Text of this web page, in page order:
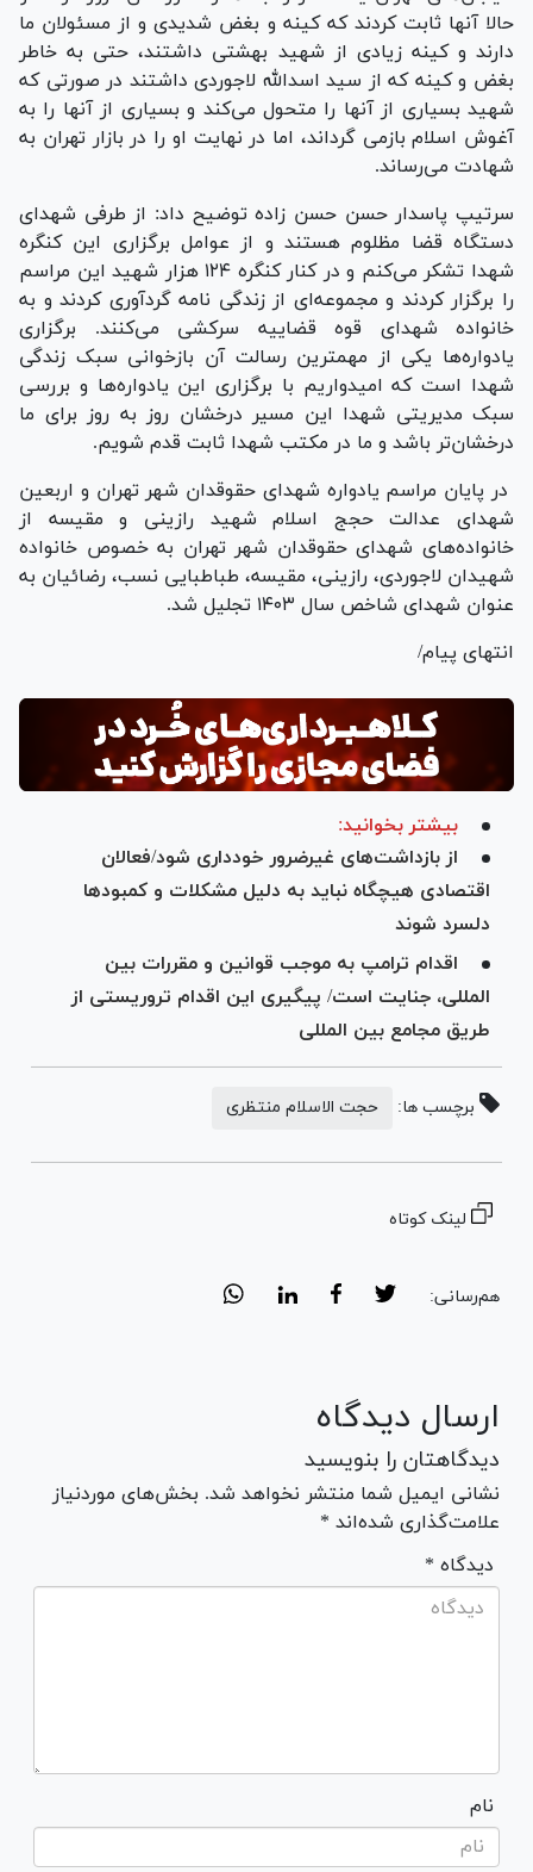
حالا آنها ثابت کردند که کینه و بغض شدیدی و از مسئولان ما
دارند و کینه زیادی از شهید بهشتی داشتند، حتی به خاطر
بغض و کینه که از سید اسدالله لاجوردی داشتند در صورتی که
شهید بسیاری از آنها را متحول می‌کند و بسیاری از آنها را به
آغوش اسلام بازمی گرداند، اما در نهایت او را در بازار تهران به
شهادت می‌رساند.
سرتیپ پاسدار حسن حسن زاده توضیح داد: از طرفی شهدای
دستگاه قضا مظلوم هستند و از عوامل برگزاری این کنگره
شهدا تشکر می‌کنم و در کنار کنگره ۱۲۴ هزار شهید این مراسم
را برگزار کردند و مجموعه‌ای از زندگی نامه گردآوری کردند و به
خانواده شهدای قوه قضاییه سرکشی می‌کنند. برگزاری
یادواره‌ها یکی از مهمترین رسالت آن بازخوانی سبک زندگی
شهدا است که امیدواریم با برگزاری این یادواره‌ها و بررسی
سبک مدیریتی شهدا این مسیر درخشان روز به روز برای ما
درخشان‌تر باشد و ما در مکتب شهدا ثابت قدم شویم.
در پایان مراسم یادواره شهدای حقوقدان شهر تهران و اربعین
شهدای عدالت حجج اسلام شهید رازینی و مقیسه از
خانواده‌های شهدای حقوقدان شهر تهران به خصوص خانواده
شهیدان لاجوردی، رازینی، مقیسه، طباطبایی نسب، رضائیان به
عنوان شهدای شاخص سال ۱۴۰۳ تجلیل شد.
انتهای پیام/
بیشتر بخوانید:
از بازداشت‌های غیرضرور خودداری شود/فعالان
اقتصادی هیچگاه نباید به دلیل مشکلات و کمبودها
دلسرد شوند
اقدام ترامپ به موجب قوانین و مقررات بین
المللی، جنایت است/ پیگیری این اقدام تروریستی از
طریق مجامع بین المللی
برچسب ها: حجت الاسلام منتظری
لینک کوتاه
هم‌رسانی:
ارسال دیدگاه
دیدگاهتان را بنویسید
نشانی ایمیل شما منتشر نخواهد شد. بخش‌های موردنیاز
علامت‌گذاری شده‌اند *
* دیدگاه
نام